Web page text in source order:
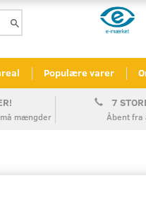
Populære varer
mængder
7
Åbent fra